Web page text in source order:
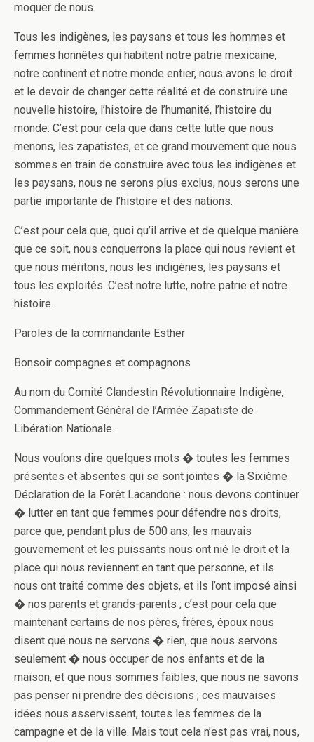
moquer de nous.
Tous les indigènes, les paysans et tous les hommes et
femmes honnêtes qui habitent notre patrie mexicaine,
notre continent et notre monde entier, nous avons le droit
et le devoir de changer cette réalité et de construire une
nouvelle histoire, l’histoire de l’humanité, l’histoire du
monde. C’est pour cela que dans cette lutte que nous
menons, les zapatistes, et ce grand mouvement que nous
sommes en train de construire avec tous les indigènes et
les paysans, nous ne serons plus exclus, nous serons une
partie importante de l’histoire et des nations.
C’est pour cela que, quoi qu’il arrive et de quelque manière
que ce soit, nous conquerrons la place qui nous revient et
que nous méritons, nous les indigènes, les paysans et
tous les exploités. C’est notre lutte, notre patrie et notre
histoire.
Paroles de la commandante Esther
Bonsoir compagnes et compagnons
Au nom du Comité Clandestin Révolutionnaire Indigène,
Commandement Général de l’Armée Zapatiste de
Libération Nationale.
Nous voulons dire quelques mots � toutes les femmes
présentes et absentes qui se sont jointes � la Sixième
Déclaration de la Forêt Lacandone : nous devons continuer
� lutter en tant que femmes pour défendre nos droits,
parce que, pendant plus de 500 ans, les mauvais
gouvernement et les puissants nous o­nt nié le droit et la
place qui nous reviennent en tant que personne, et ils
nous o­nt traité comme des objets, et ils l’ont imposé ainsi
� nos parents et grands-parents ; c’est pour cela que
maintenant certains de nos pères, frères, époux nous
disent que nous ne servons � rien, que nous servons
seulement � nous occuper de nos enfants et de la
maison, et que nous sommes faibles, que nous ne savons
pas penser ni prendre des décisions ; ces mauvaises
idées nous asservissent, toutes les femmes de la
campagne et de la ville. Mais tout cela n’est pas vrai, nous,